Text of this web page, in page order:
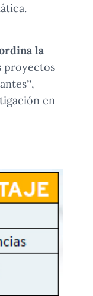
la
proyectos
en